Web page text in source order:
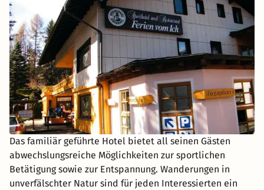
Das familiär geführte Hotel bietet all seinen Gästen
abwechslungsreiche Möglichkeiten zur sportlichen
Betätigung sowie zur Entspannung. Wanderungen in
unverfälschter Natur sind für jeden Interessierten ein